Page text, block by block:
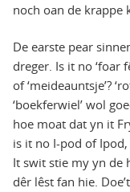
noch oan de krappe
De earste pear
dreger. Is it no ‘foar
of ‘meideauntsje’?
‘boekferwiel’ wol
hoe moat dat yn it
is it no I-pod of
It swit stie my yn de
dêr lêst fan hie.